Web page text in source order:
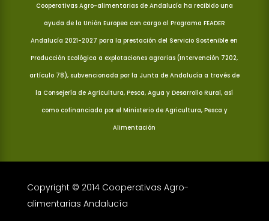
Cooperativas Agro-alimentarias de Andalucía ha recibido una
ayuda de la Unión Europea con cargo al Programa FEADER
Andalucía 2021-2027 para la prestación del Servicio Sostenible en
Producción Ecológica a explotaciones agrarias (Intervención 7202,
artículo 78), subvencionada por la Junta de Andalucía a través de
la Consejería de Agricultura, Pesca, Agua y Desarrollo Rural, así
como cofinanciada por el Ministerio de Agricultura, Pesca y
Alimentación
Copyright © 2014 Cooperativas Agro-
alimentarias Andalucía